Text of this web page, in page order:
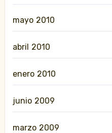
mayo 2010
abril 2010
enero 2010
junio 2009
marzo 2009